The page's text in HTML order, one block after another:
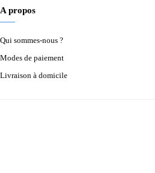
A propos
Qui sommes-nous ?
Modes de paiement
Livraison à domicile